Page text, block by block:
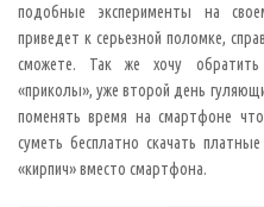
подобные эксперименты на
приведет к серьезной поломке,
сможете. Так же хочу
«приколы», уже второй день
поменять время на смартфоне
суметь бесплатно скачать
«кирпич» вместо смартфона.
,
р
а
л
ь
н
й
э